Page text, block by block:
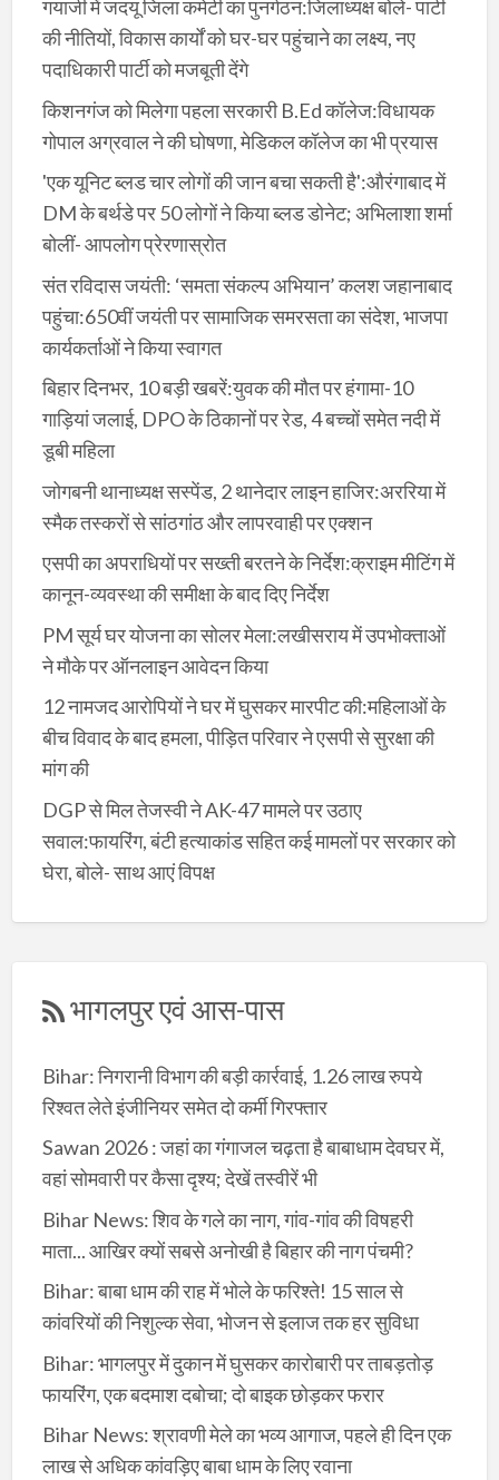
गयाजी में जदयू जिला कमेटी का पुनर्गठन:जिलाध्यक्ष बोले- पार्टी
की नीतियों, विकास कार्यों को घर-घर पहुंचाने का लक्ष्य, नए
पदाधिकारी पार्टी को मजबूती देंगे
किशनगंज को मिलेगा पहला सरकारी B.Ed कॉलेज:विधायक
गोपाल अग्रवाल ने की घोषणा, मेडिकल कॉलेज का भी प्रयास
'एक यूनिट ब्लड चार लोगों की जान बचा सकती है':औरंगाबाद में
DM के बर्थडे पर 50 लोगों ने किया ब्लड डोनेट; अभिलाशा शर्मा
बोलीं- आपलोग प्रेरणास्रोत
संत रविदास जयंती: ‘समता संकल्प अभियान’ कलश जहानाबाद
पहुंचा:650वीं जयंती पर सामाजिक समरसता का संदेश, भाजपा
कार्यकर्ताओं ने किया स्वागत
बिहार दिनभर, 10 बड़ी खबरें:युवक की मौत पर हंगामा-10
गाड़ियां जलाई, DPO के ठिकानों पर रेड, 4 बच्चों समेत नदी में
डूबी महिला
जोगबनी थानाध्यक्ष सस्पेंड, 2 थानेदार लाइन हाजिर:अररिया में
स्मैक तस्करों से सांठगांठ और लापरवाही पर एक्शन
एसपी का अपराधियों पर सख्ती बरतने के निर्देश:क्राइम मीटिंग में
कानून-व्यवस्था की समीक्षा के बाद दिए निर्देश
PM सूर्य घर योजना का सोलर मेला:लखीसराय में उपभोक्ताओं
ने मौके पर ऑनलाइन आवेदन किया
12 नामजद आरोपियों ने घर में घुसकर मारपीट की:महिलाओं के
बीच विवाद के बाद हमला, पीड़ित परिवार ने एसपी से सुरक्षा की
मांग की
DGP से मिल तेजस्वी ने AK-47 मामले पर उठाए
सवाल:फायरिंग, बंटी हत्याकांड सहित कई मामलों पर सरकार को
घेरा, बोले- साथ आएं विपक्ष
भागलपुर एवं आस-पास
Bihar: निगरानी विभाग की बड़ी कार्रवाई, 1.26 लाख रुपये
रिश्वत लेते इंजीनियर समेत दो कर्मी गिरफ्तार
Sawan 2026 : जहां का गंगाजल चढ़ता है बाबाधाम देवघर में,
वहां सोमवारी पर कैसा दृश्य; देखें तस्वीरें भी
Bihar News: शिव के गले का नाग, गांव-गांव की विषहरी
माता... आखिर क्यों सबसे अनोखी है बिहार की नाग पंचमी?
Bihar: बाबा धाम की राह में भोले के फरिश्ते! 15 साल से
कांवरियों की निशुल्क सेवा, भोजन से इलाज तक हर सुविधा
Bihar: भागलपुर में दुकान में घुसकर कारोबारी पर ताबड़तोड़
फायरिंग, एक बदमाश दबोचा; दो बाइक छोड़कर फरार
Bihar News: श्रावणी मेले का भव्य आगाज, पहले ही दिन एक
लाख से अधिक कांवड़िए बाबा धाम के लिए रवाना